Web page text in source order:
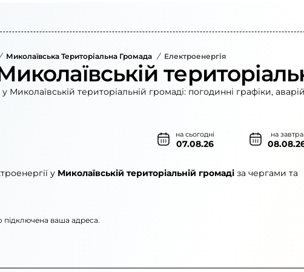
Миколаївська Територіальна Громада / Електроенергія
Миколаївській територіальній громаді: погодинні графіки,
на сьогодні
07.08.26
на завтра
у Миколаївській територіальній громаді за чергами та
підключена ваша адреса.